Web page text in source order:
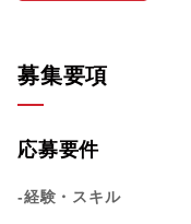
募集要項
応募要件
-経験・スキル